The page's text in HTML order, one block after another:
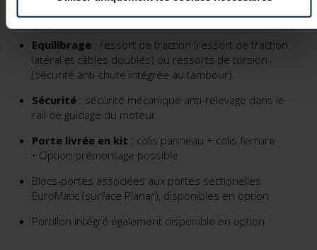
Politique de confidentialité
joints hauts sur faux-linteau, joints bas sur section
basse de série.
Equilibrage : ressort de traction (ressort de traction
latéral et câbles doublés) ou ressorts de torsion
(sécurité anti-chute intégrée au tambour).
Sécurité : sécurité mécanique anti-relevage dans le
rail de guidage du moteur
Porte livrée en kit : colis panneau + colis ferrure
• Option prémontage possible
Blocs-portes associées aux portes sectionelles
EuroMatic (surface Planar), disponibles en option
Portillon intégré également disponible en option